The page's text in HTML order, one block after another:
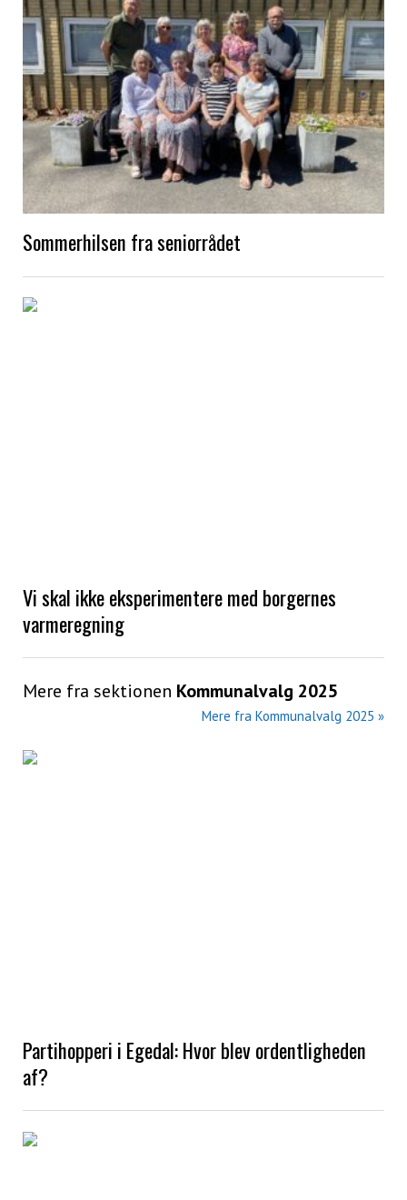
Sommerhilsen fra seniorrådet
Vi skal ikke eksperimentere med borgernes
varmeregning
Mere fra sektionen Kommunalvalg 2025
Mere fra Kommunalvalg 2025 »
Partihopperi i Egedal: Hvor blev ordentligheden
af?